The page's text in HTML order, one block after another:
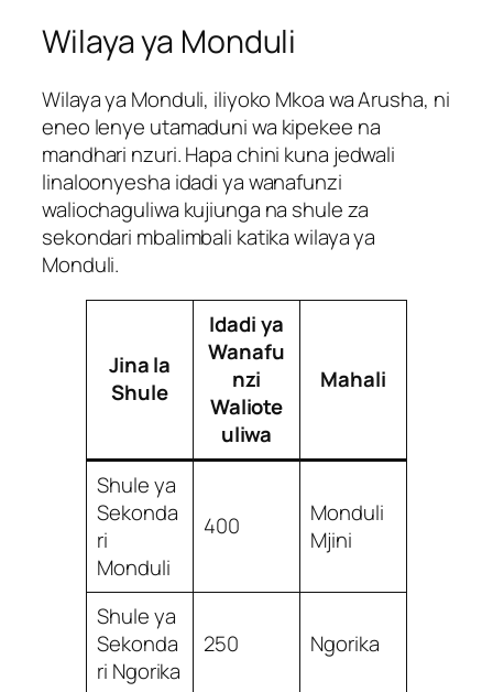
Wilaya ya Monduli
Wilaya ya Monduli, iliyoko Mkoa wa Arusha, ni
eneo lenye utamaduni wa kipekee na
mandhari nzuri. Hapa chini kuna jedwali
linaloonyesha idadi ya wanafunzi
waliochaguliwa kujiunga na shule za
sekondari mbalimbali katika wilaya ya
Monduli.
Jina la
Shule
Idadi ya
Wanafu
nzi
Waliote
uliwa
Mahali
Shule ya
Sekonda
ri
Monduli
400
Monduli
Mjini
Shule ya
Sekonda
ri Ngorika
250 Ngorika